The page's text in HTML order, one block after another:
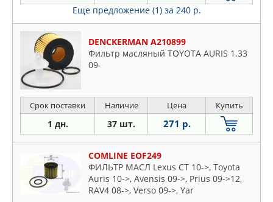
Еще предложение (1) за 240 р.
DENCKERMAN A210899
Фильтр масляный TOYOTA AURIS 1.33
09-
Срок поставки Наличие Цена Купить
1 дн. 37 шт. 271 р.
COMLINE EOF249
ФИЛЬТР МАСЛ Lexus CT 10->, Toyota
Auris 10->, Avensis 09->, Prius 09->12,
RAV4 08->, Verso 09->, Yar